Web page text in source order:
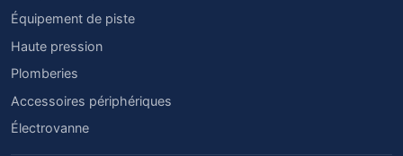
Équipement de piste
Haute pression
Plomberies
Accessoires périphériques
Électrovanne